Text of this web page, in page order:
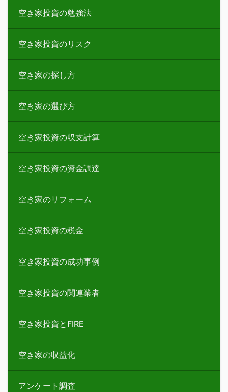
空き家投資の勉強法
空き家投資のリスク
空き家の探し方
空き家の選び方
空き家投資の収支計算
空き家投資の資金調達
空き家のリフォーム
空き家投資の税金
空き家投資の成功事例
空き家投資の関連業者
空き家投資とFIRE
空き家の収益化
アンケート調査